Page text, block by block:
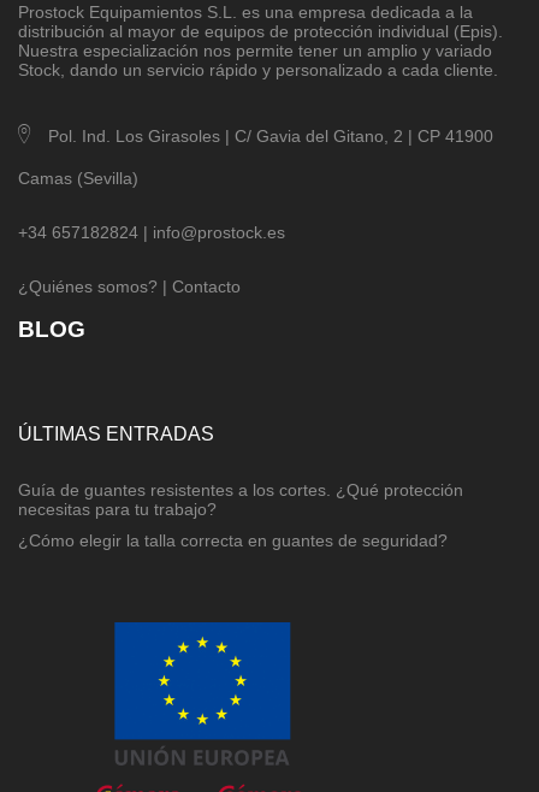
Prostock Equipamientos S.L
. es una empresa dedicada a la
distribución al mayor de equipos de protección individual (Epis).
Nuestra especialización nos permite tener un amplio y variado
Stock, dando un servicio rápido y personalizado a cada cliente.
Pol. Ind. Los Girasoles | C/ Gavia del Gitano, 2 | CP 41900
Camas (Sevilla)
+34 657182824 | info@prostock.es
¿Quiénes somos? | Contacto
BLOG
ÚLTIMAS ENTRADAS
Guía de guantes resistentes a los cortes. ¿Qué protección
necesitas para tu trabajo?
¿Cómo elegir la talla correcta en guantes de seguridad?